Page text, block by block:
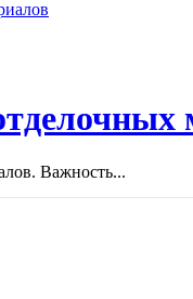
Важность...